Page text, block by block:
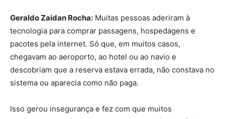
Geraldo Zaidan Rocha: Muitas pessoas aderiram à
tecnologia para comprar passagens, hospedagens e
pacotes pela internet. Só que, em muitos casos,
chegavam ao aeroporto, ao hotel ou ao navio e
descobriam que a reserva estava errada, não constava no
sistema ou aparecia como não paga.
Isso gerou insegurança e fez com que muitos